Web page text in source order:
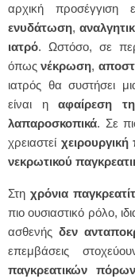
αρχική προσέγγιση
ενυδάτωση,
ιατρό. Ωστόσο, σε
όπωςνέκρωση,
ιατρός θα συστήσει
είναι ηαφαίρεση
λαπαροσκοπικά. Σε
χρειαστεί χειρουργική
νεκρωτικού
Στηχρόνια
πιο ουσιαστικό ρόλο,
ασθενής δεν
επεμβάσεις
παγκρεατικών
πόρων